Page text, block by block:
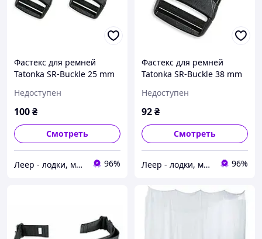
Фастекс для ремней
Tatonka SR-Buckle 25 mm
Фастекс для ремней
Tatonka SR-Buckle 25
Недоступен
100₴
Смотреть
Леер - лодки, моторы, всё для отдыха 96%
Фастекс для ремней
Tatonka SR-Buckle 38 mm
Фастекс для ремней
Tatonka SR-Buckle 38
Недоступен
92₴
Смотреть
Леер - лодки, моторы, всё для отдыха 96%